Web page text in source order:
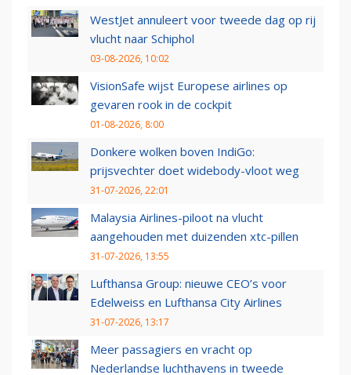
WestJet annuleert voor tweede dag op rij
vlucht naar Schiphol
03-08-2026, 10:02
VisionSafe wijst Europese airlines op
gevaren rook in de cockpit
01-08-2026, 8:00
Donkere wolken boven IndiGo:
prijsvechter doet widebody-vloot weg
31-07-2026, 22:01
Malaysia Airlines-piloot na vlucht
aangehouden met duizenden xtc-pillen
31-07-2026, 13:55
Lufthansa Group: nieuwe CEO’s voor
Edelweiss en Lufthansa City Airlines
31-07-2026, 13:17
Meer passagiers en vracht op
Nederlandse luchthavens in tweede